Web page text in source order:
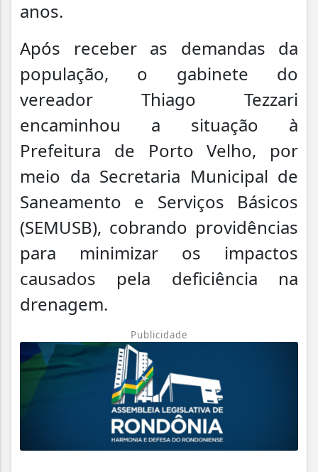
anos.
Após receber as demandas da
população, o gabinete do
vereador Thiago Tezzari
encaminhou a situação à
Prefeitura de Porto Velho, por
meio da Secretaria Municipal de
Saneamento e Serviços Básicos
(SEMUSB), cobrando providências
para minimizar os impactos
causados pela deficiência na
drenagem.
Publicidade